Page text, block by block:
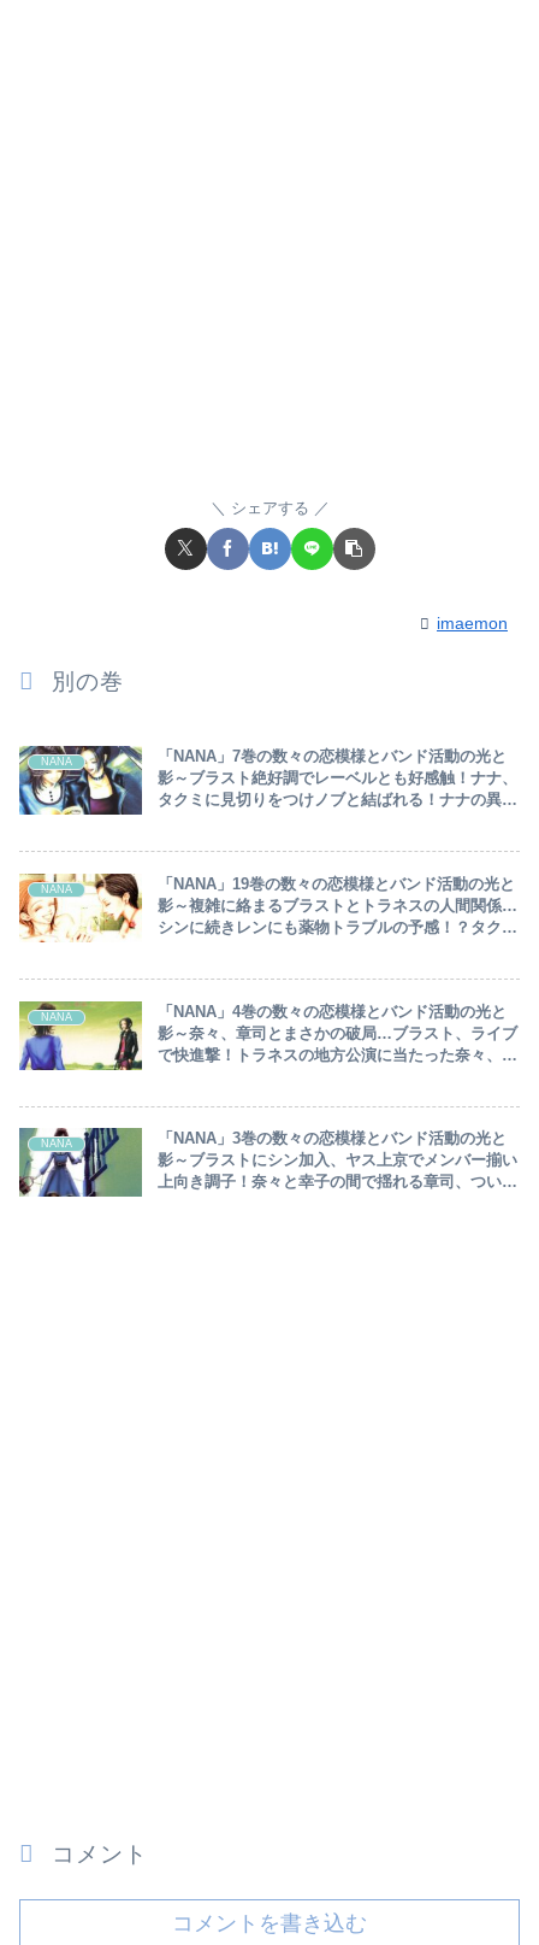
シェアする
imaemon
別の巻
NANA
「NANA」7巻の数々の恋模様とバンド活動の光と
影～ブラスト絶好調でレーベルとも好感触！ナナ、
タクミに見切りをつけノブと結ばれる！ナナの異常
NANA
「NANA」19巻の数々の恋模様とバンド活動の光と
影～複雑に絡まるブラストとトラネスの人間関係…
シンに続きレンにも薬物トラブルの予感！？タクミ
NANA
「NANA」4巻の数々の恋模様とバンド活動の光と
影～奈々、章司とまさかの破局…ブラスト、ライブ
で快進撃！トラネスの地方公演に当たった奈々、ナ
NANA
「NANA」3巻の数々の恋模様とバンド活動の光と
影～ブラストにシン加入、ヤス上京でメンバー揃い
上向き調子！奈々と幸子の間で揺れる章司、ついに
コメント
コメントを書き込む